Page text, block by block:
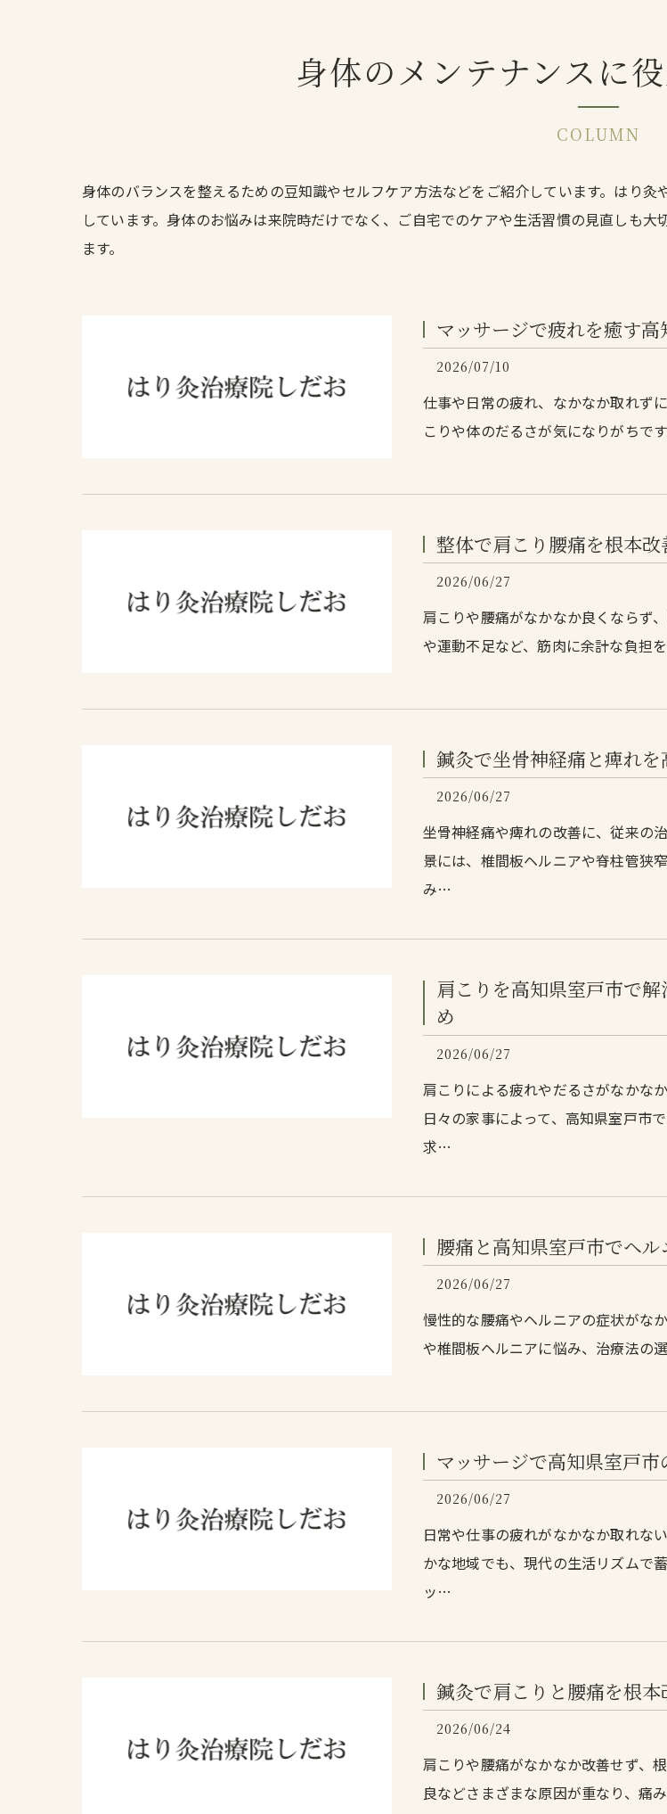
身体のメンテナンスに
COLUMN
身体のバランスを整えるための豆知識やセルフケア方法などをご紹介しています。はり
しています。身体のお悩みは来院時だけでなく、ご自宅でのケアや生活習慣の見直しも
ます。
マッサージで疲れを癒す
2026/07/10
仕事や日常の疲れ、なかなか取れず
こりや体のだるさが気になりがちで
整体で肩こり腰痛を根本
2026/06/27
肩こりや腰痛がなかなか良くならず
や運動不足など、筋肉に余計な負担
鍼灸で坐骨神経痛と痺れ
2026/06/27
坐骨神経痛や痺れの改善に、従来の
景には、椎間板ヘルニアや脊柱管狭
み…
肩こりを高知県室戸市で
め
2026/06/27
肩こりによる疲れやだるさがなかな
日々の家事によって、高知県室戸市
求…
腰痛と高知県室戸市でヘ
2026/06/27
慢性的な腰痛やヘルニアの症状がな
や椎間板ヘルニアに悩み、治療法の
マッサージで高知県室戸
2026/06/27
日常や仕事の疲れがなかなか取れな
かな地域でも、現代の生活リズムで
ッ…
鍼灸で肩こりと腰痛を根
2026/06/24
肩こりや腰痛がなかなか改善せず、
良などさまざまな原因が重なり、痛